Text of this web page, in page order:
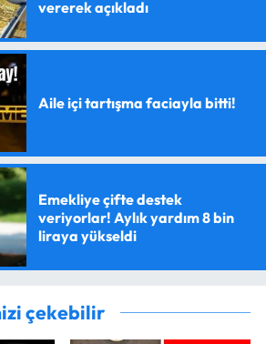
vererek açıkladı
Aile içi tartışma faciayla bitti!
Emekliye çifte destek
veriyorlar! Aylık yardım 8 bin
liraya yükseldi
çekebilir